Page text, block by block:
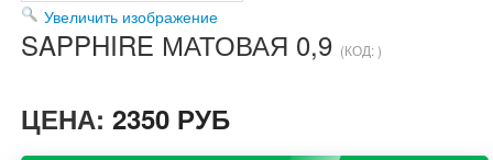
Увеличить изображение
SAPPHIRE МАТОВАЯ 0,9 (КОД:)
ЦЕНА: 2350 РУБ